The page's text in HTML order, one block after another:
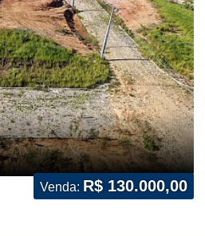
Venda: R$ 130.000,00